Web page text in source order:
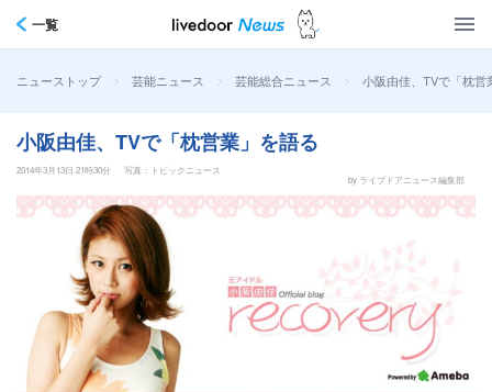
一覧
ニューストップ > 芸能ニュース > 芸能総合ニュース > 小阪由佳、TVで「枕営
小阪由佳、TVで「枕営業」を語る
2014年3月13日 21時30分
写真：トピックニュース
by ライブドアニュース編集部